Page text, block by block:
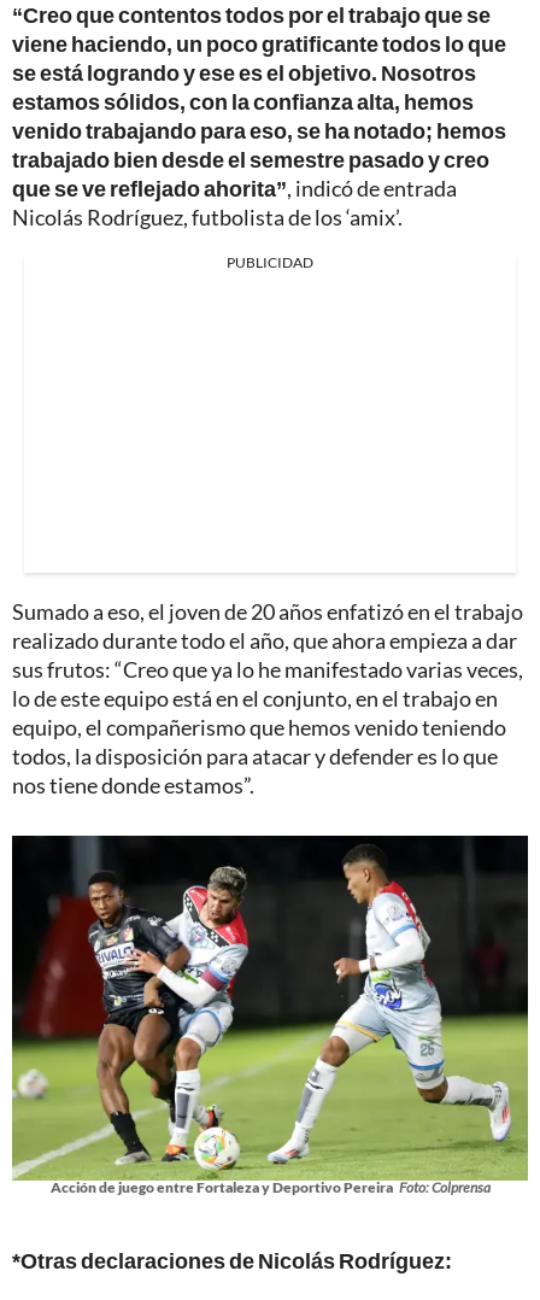
“Creo que contentos todos por el trabajo que se
viene haciendo, un poco gratificante todos lo que
se está logrando y ese es el objetivo. Nosotros
estamos sólidos, con la confianza alta, hemos
venido trabajando para eso, se ha notado; hemos
trabajado bien desde el semestre pasado y creo
que se ve reflejado ahorita”, indicó de entrada
Nicolás Rodríguez, futbolista de los ‘amix’.
PUBLICIDAD
Sumado a eso, el joven de 20 años enfatizó en el trabajo
realizado durante todo el año, que ahora empieza a dar
sus frutos: “Creo que ya lo he manifestado varias veces,
lo de este equipo está en el conjunto, en el trabajo en
equipo, el compañerismo que hemos venido teniendo
todos, la disposición para atacar y defender es lo que
nos tiene donde estamos”.
Acción de juego entre Fortaleza y Deportivo Pereira Foto: Colprensa
*Otras declaraciones de Nicolás Rodríguez: